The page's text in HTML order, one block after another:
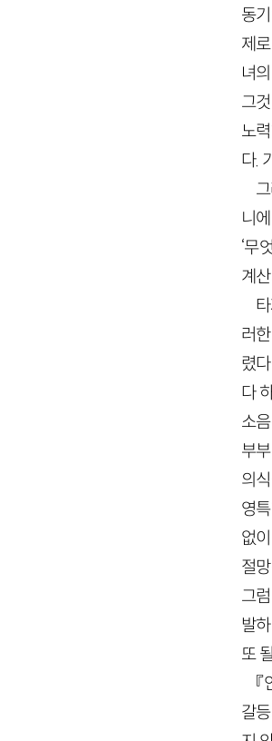
동
제
녀
그
노
다.
니
‘무
계
러
렸
다
소
부
의
영
없
절
그
발
또
갈